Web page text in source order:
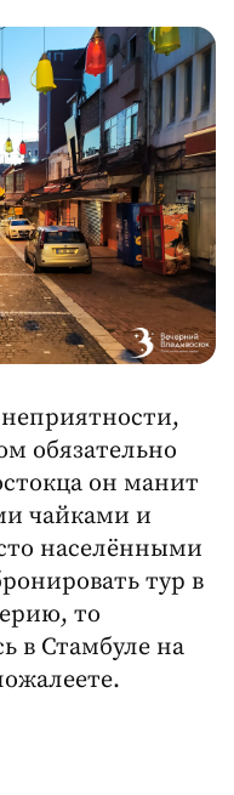
обязательно
он манит
чайками и
населёнными
тур в
то
в Стамбуле на